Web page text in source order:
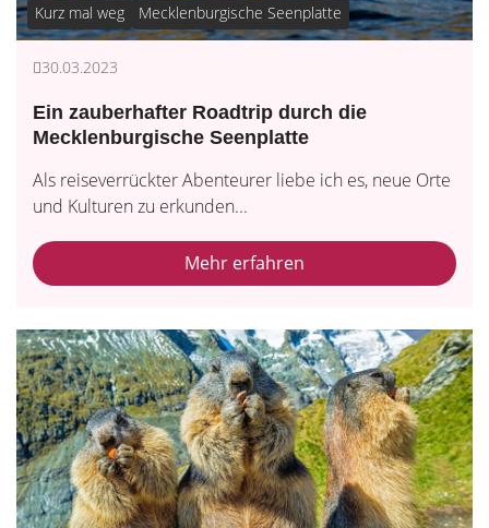
Kurz mal weg Mecklenburgische Seenplatte
30.03.2023
Ein zauberhafter Roadtrip durch die
Mecklenburgische Seenplatte
Als reiseverrückter Abenteurer liebe ich es, neue Orte
und Kulturen zu erkunden...
Mehr erfahren